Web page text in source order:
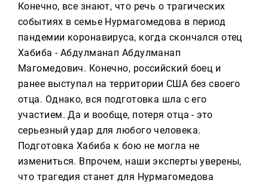
Конечно, все знают, что речь о трагических
событиях в семье Нурмагомедова в период
пандемии коронавируса, когда скончался отец
Хабиба - Абдулманап Абдулманап
Магомедович. Конечно, российский боец и
ранее выступал на территории США без своего
отца. Однако, вся подготовка шла с его
участием. Да и вообще, потеря отца - это
серьезный удар для любого человека.
Подготовка Хабиба к бою не могла не
измениться. Впрочем, наши эксперты уверены,
что трагедия станет для Нурмагомедова